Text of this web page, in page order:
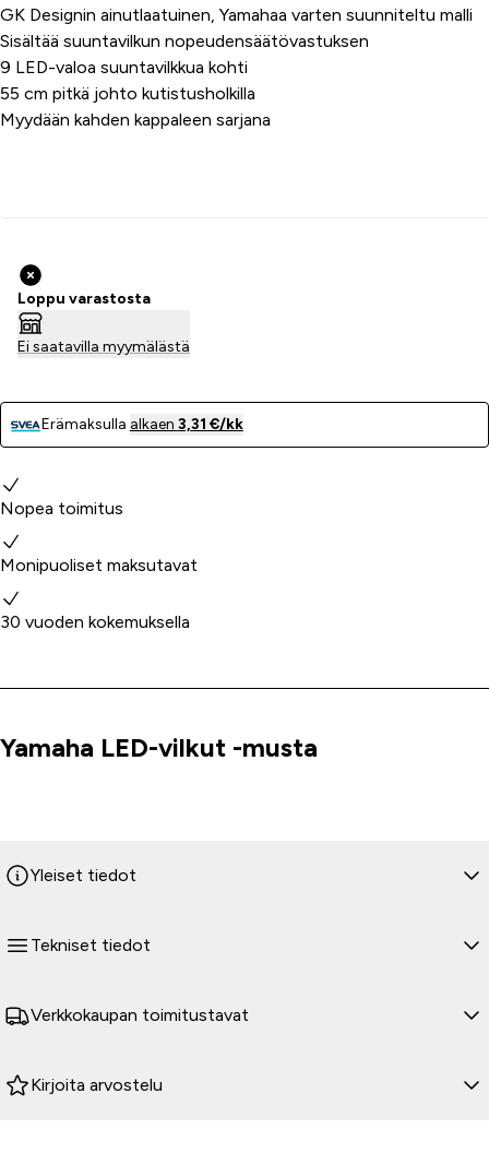
GK Designin ainutlaatuinen, Yamahaa varten suunniteltu malli
Sisältää suuntavilkun nopeudensäätövastuksen
9 LED-valoa suuntavilkkua kohti
55 cm pitkä johto kutistusholkilla
Myydään kahden kappaleen sarjana
Loppu varastosta
Ei saatavilla myymälästä
Erämaksulla alkaen 3,31 €/kk
Miksi valita meidät?
Nopea toimitus
Monipuoliset maksutavat
30 vuoden kokemuksella
Tuoteinfo
Yamaha LED-vilkut -musta
Yleiset tiedot
Tekniset tiedot
Verkkokaupan toimitustavat
Kirjoita arvostelu